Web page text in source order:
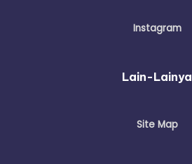
Instagram
Lain-Lainya
Site Map